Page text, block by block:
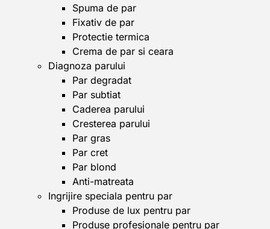
Spuma de par
Fixativ de par
Protectie termica
Crema de par si ceara
Diagnoza parului
Par degradat
Par subtiat
Caderea parului
Cresterea parului
Par gras
Par cret
Par blond
Anti-matreata
Ingrijire speciala pentru par
Produse de lux pentru par
Produse profesionale pentru par